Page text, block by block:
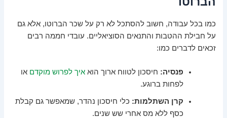
כמו בכל עבודה, חשוב להסתכל לא רק על שכר הברוטו, אלא גם
על חבילת ההטבות והתנאים הסוציאליים. עובדי חממה רבים
זכאים לדברים כמו:
פנסיה: חיסכון לטווח ארוך הואאיך לפרוש מוקדם או
לפחות ברוגע.
קרן השתלמות: כלי חיסכון נהדר, שמאפשר גם קבלת
כסף ללא מס אחרי שש שנים.